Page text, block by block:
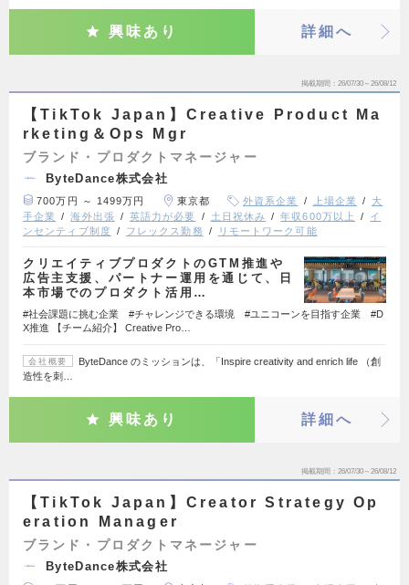
興味あり 詳細へ
掲載期間 26/07/30～26/08/12
【TikTok Japan】Creative Product Ma
rketing＆Ops Mgr
ブランド・プロダクトマネージャー
ByteDance株式会社
700万円 ～ 1499万円 東京都 外資系企業 上場企業
大
手企業
海外出張 英語力が必要 土日祝休み 年収600万以上
イ
ンセンティブ制度
フレックス勤務 リモートワーク可能
クリエイティブプロダクトのGTM推進や
広告主支援、パートナー運用を通じて、日
本市場でのプロダクト活用…
#社会課題に挑む企業 #チャレンジできる環境 #ユニコーンを目指す企業 #D
X推進 【チーム紹介】 Creative Pro…
会社概要
ByteDance のミッションは、「Inspire creativity and enrich life （創
造性を刺…
興味あり 詳細へ
掲載期間 26/07/30～26/08/12
【TikTok Japan】Creator Strategy Op
eration Manager
ブランド・プロダクトマネージャー
ByteDance株式会社